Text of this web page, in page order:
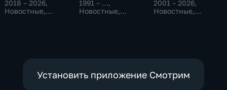
2018 – 2026,
Новостные,
1991 – …,
Новостные,
2001 – 2026,
Новостные,
Установить приложение Смотрим